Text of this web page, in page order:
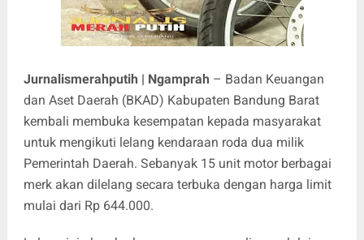
Jurnalismerahputih | Ngamprah – Badan Keuangan
dan Aset Daerah (BKAD) Kabupaten Bandung Barat
kembali membuka kesempatan kepada masyarakat
untuk mengikuti lelang kendaraan roda dua milik
Pemerintah Daerah. Sebanyak 15 unit motor berbagai
merk akan dilelang secara terbuka dengan harga limit
mulai dari Rp 644.000.